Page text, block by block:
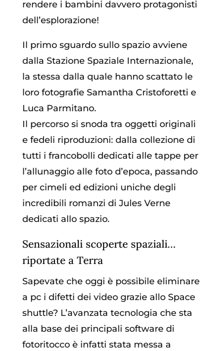
rendere i bambini davvero protagonisti
dell’esplorazione!
Il primo sguardo sullo spazio avviene
dalla Stazione Spaziale Internazionale,
la stessa dalla quale hanno scattato le
loro fotografie Samantha Cristoforetti e
Luca Parmitano.
Il percorso si snoda tra oggetti originali
e fedeli riproduzioni: dalla collezione di
tutti i francobolli dedicati alle tappe per
l’allunaggio alle foto d’epoca, passando
per cimeli ed edizioni uniche degli
incredibili romanzi di Jules Verne
dedicati allo spazio.
Sensazionali scoperte spaziali…
riportate a Terra
Sapevate che oggi è possibile eliminare
a pc i difetti dei video grazie allo Space
shuttle? L’avanzata tecnologia che sta
alla base dei principali software di
fotoritocco è infatti stata messa a